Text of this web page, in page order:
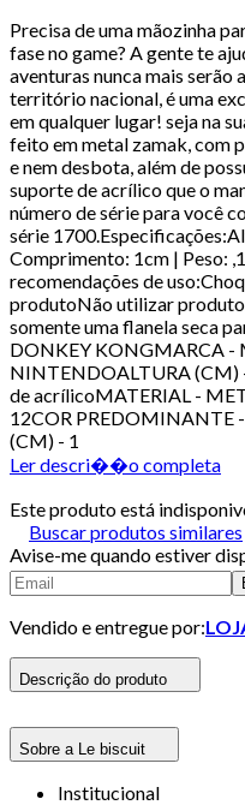
Precisa de uma mãozinha
fase no game? A gente te
aventuras nunca mais serão
território nacional, é uma
em qualquer lugar! seja na
feito em metal zamak, com
e nem desbota, além de
suporte de acrílico que o
número de série para você
série
Comprimento: 1cm | Peso:
recomendações de
produtoNão utilizar
somente uma flanela seca
DONKEY KONGMARCA -
NINTENDOALTURA (CM)
de acrílicoMATERIAL -
12COR
(CM) - 1
Ler descri��o completa
Este produto está
Buscar produtos similares
Avise-me quando estiver
Vendido e entregue por:
Descrição do produto
Sobre a Le biscuit
Institucional